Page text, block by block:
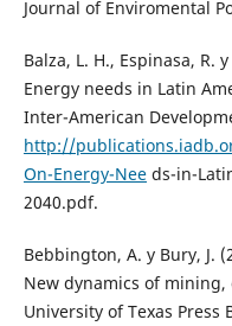
Journal of Enviromental
Balza, L. H., Espinasa, R.
Energy needs in Latin
Inter-American
http://
On-Energy-Needs-in-
2040.pdf.
Bebbington, A. y Bury, J.
New dynamics of
University of Texas Press